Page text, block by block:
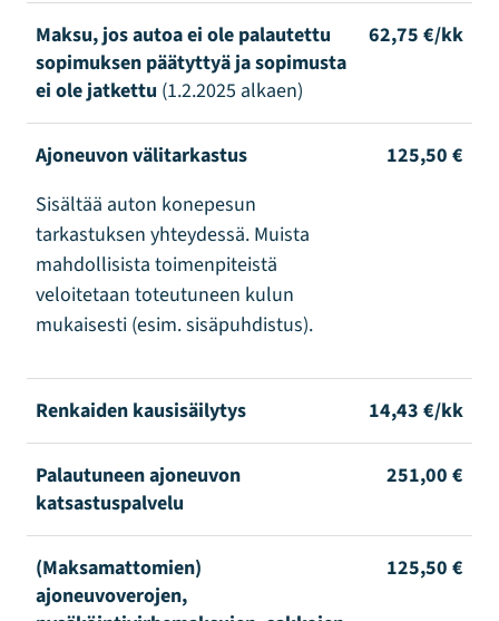
Maksu, jos autoa ei ole palautettu
sopimuksen päätyttyä ja sopimusta
ei ole jatkettu (1.2.2025 alkaen)
62,75 €/kk
Ajoneuvon välitarkastus
Sisältää auton konepesun
tarkastuksen yhteydessä. Muista
mahdollisista toimenpiteistä
veloitetaan toteutuneen kulun
mukaisesti (esim. sisäpuhdistus).
125,50 €
Renkaiden kausisäilytys 14,43 €/kk
Palautuneen ajoneuvon
katsastuspalvelu
251,00 €
(Maksamattomien)
ajoneuvoverojen,
125,50 €